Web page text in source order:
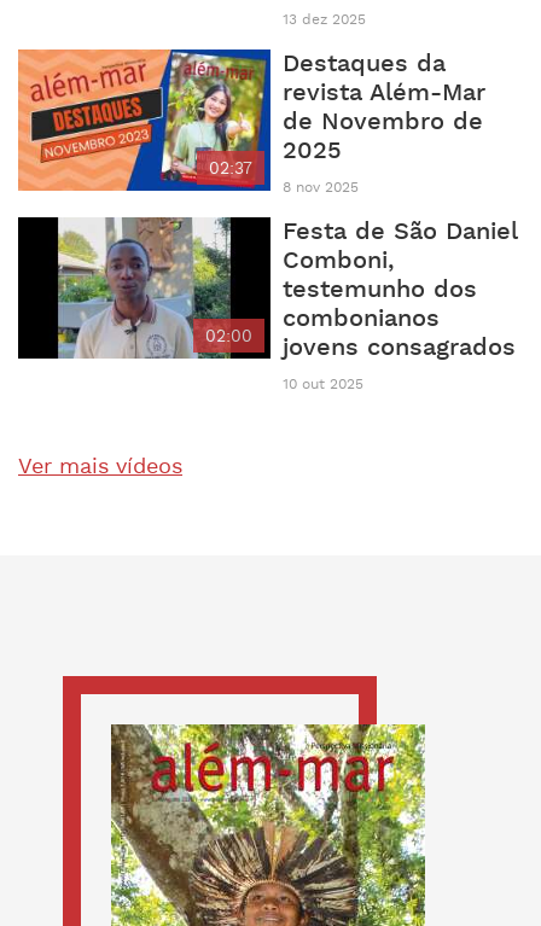
13 dez 2025
02:37
Destaques da
revista Além-Mar
de Novembro de
2025
8 nov 2025
02:00
Festa de São Daniel
Comboni,
testemunho dos
combonianos
jovens consagrados
10 out 2025
Ver mais vídeos